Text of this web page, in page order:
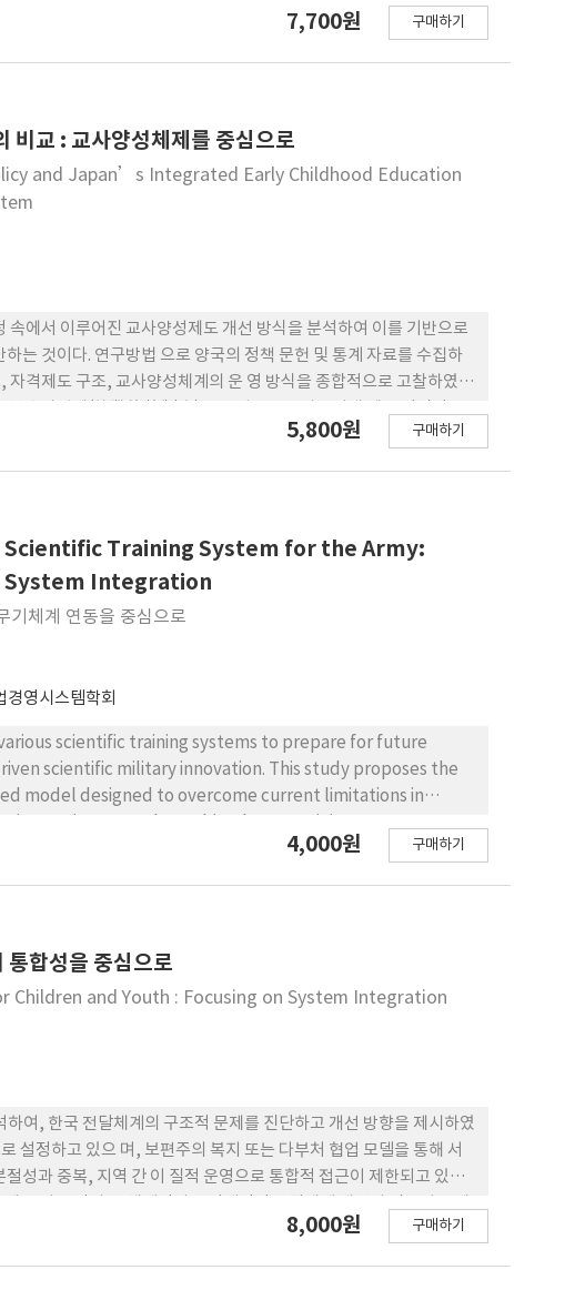
통합 표준비용은 단일 단가가 아닌 단일 산정 공 식으로 설계되어야
7,700원 구매하기
비교 : 교사양성체제를 중심으로
and Japan’s Integrated Early Childhood Education
에서 이루어진 교사양성제도 개선 방식을 분석하여 이를 기반으로
는 것이다. 연구방법 으로 양국의 정책 문헌 및 통계 자료를 수집하
격제도 구조, 교사양성체계의 운 영 방식을 종합적으로 고찰하였
」을 수립하여 행정체계와 제도 기반을 먼저 구축하고 있으
확보하는 것이 중요하며, 유보통합정책이 실행되는 과정 속에서 제
복수자격제도를 검토할 필요가 있다. 이를 실행하기 위해 서는 현재
다고 본다.
5,800원 구매하기
Training System for the Army:
System Integration
기체계 연동을 중심으로
경영시스템학회
scientific training systems to prepare for future
scientific military innovation. This study proposes the
model designed to overcome current limitations in
based on the Defense Training Management System
system of learning, operation, and evolution. To that
- a comprehensive framework linking STE, DTMS,
4,000원 구매하기
합성을 중심으로
Children and Youth : Focusing on System Integration
여, 한국 전달체계의 구조적 문제를 진단하고 개선 방향을 제시하였
설정하고 있으 며, 보편주의 복지 또는 다부처 협업 모델을 통해 서
성과 중복, 지역 간 이 질적 운영으로 통합적 접근이 제한되고 있다.
8,000원 구매하기